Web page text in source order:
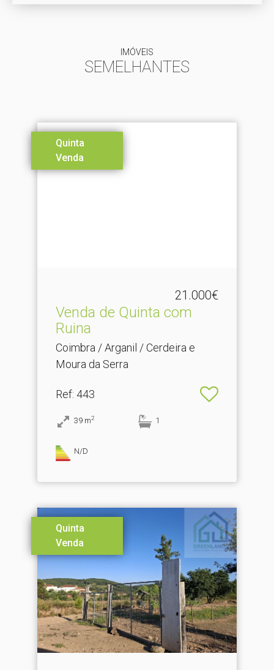
IMÓVEIS
SEMELHANTES
Quinta
Venda
21.000€
Venda de Quinta com
Ruina
Coimbra / Arganil / Cerdeira e
Moura da Serra
Ref: 443
39 m2 1
N/D
Quinta
Venda